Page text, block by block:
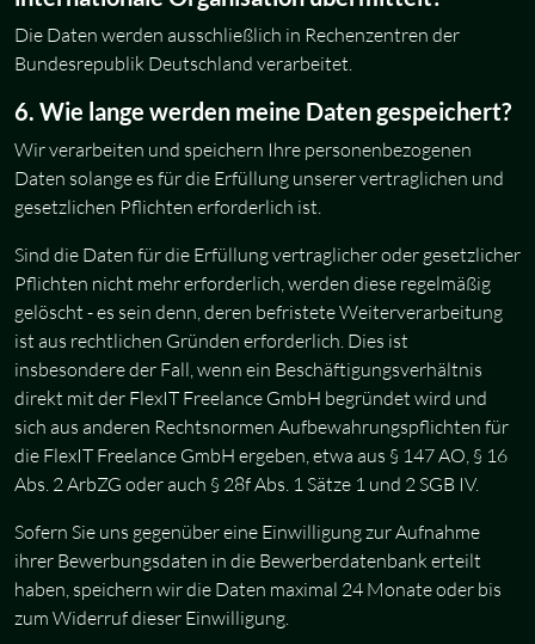
Die Daten werden ausschließlich in Rechenzentren der
Bundesrepublik Deutschland verarbeitet.
6. Wie lange werden meine Daten gespeichert?
Wir verarbeiten und speichern Ihre personenbezogenen
Daten solange es für die Erfüllung unserer vertraglichen und
gesetzlichen Pflichten erforderlich ist.
Sind die Daten für die Erfüllung vertraglicher oder gesetzlicher
Pflichten nicht mehr erforderlich, werden diese regelmäßig
gelöscht - es sein denn, deren befristete Weiterverarbeitung
ist aus rechtlichen Gründen erforderlich. Dies ist
insbesondere der Fall, wenn ein Beschäftigungsverhältnis
direkt mit der FlexIT Freelance GmbH begründet wird und
sich aus anderen Rechtsnormen Aufbewahrungspflichten für
die FlexIT Freelance GmbH ergeben, etwa aus § 147 AO, § 16
Abs. 2 ArbZG oder auch § 28f Abs. 1 Sätze 1 und 2 SGB IV.
Sofern Sie uns gegenüber eine Einwilligung zur Aufnahme
ihrer Bewerbungsdaten in die Bewerberdatenbank erteilt
haben, speichern wir die Daten maximal 24 Monate oder bis
zum Widerruf dieser Einwilligung.